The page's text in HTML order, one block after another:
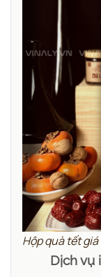
Hộp quà tết
Dịch vụ